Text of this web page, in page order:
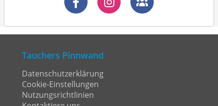
Tauchers Pinnwand
Datenschutzerklärung
Cookie-Einstellungen
Nutzungsrichtlinien